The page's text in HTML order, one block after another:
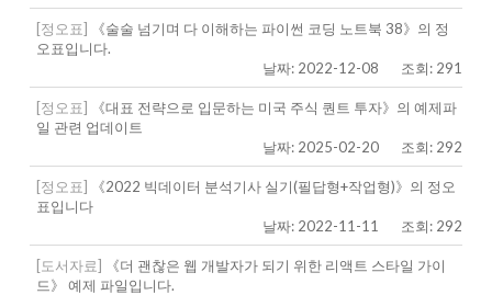
[정오표]
《술술 넘기며 다 이해하는 파이썬 코딩 노트북 38》의 정
오표입니다.
날짜: 2022-12-08
조회: 291
[정오표]
《대표 전략으로 입문하는 미국 주식 퀀트 투자》의 예제파
일 관련 업데이트
날짜: 2025-02-20
조회: 292
[정오표]
《2022 빅데이터 분석기사 실기(필답형+작업형)》의 정오
표입니다
날짜: 2022-11-11
조회: 292
[도서자료]
《더 괜찮은 웹 개발자가 되기 위한 리액트 스타일 가이
드》 예제 파일입니다.